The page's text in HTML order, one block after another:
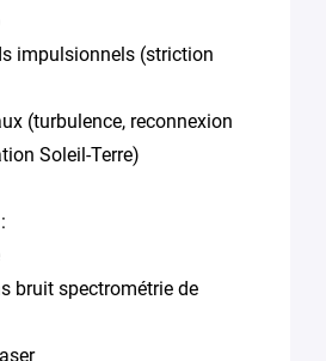
impulsionnels (striction
(turbulence, reconnexion
Soleil-Terre)
bruit spectrométrie de